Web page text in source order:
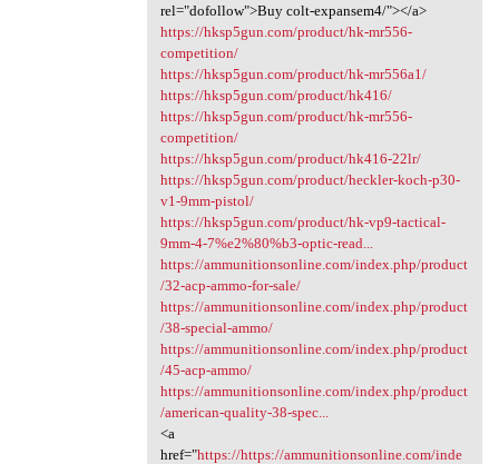
rel="dofollow">Buy colt-expansem4/"></a>
https://hksp5gun.com/product/hk-mr556-
competition/
https://hksp5gun.com/product/hk-mr556a1/
https://hksp5gun.com/product/hk416/
https://hksp5gun.com/product/hk-mr556-
competition/
https://hksp5gun.com/product/hk416-22lr/
https://hksp5gun.com/product/heckler-koch-p30-
v1-9mm-pistol/
https://hksp5gun.com/product/hk-vp9-tactical-
9mm-4-7%e2%80%b3-optic-read...
https://ammunitionsonline.com/index.php/product
/32-acp-ammo-for-sale/
https://ammunitionsonline.com/index.php/product
/38-special-ammo/
https://ammunitionsonline.com/index.php/product
/45-acp-ammo/
https://ammunitionsonline.com/index.php/product
/american-quality-38-spec...
<a
href="https://https://ammunitionsonline.com/inde